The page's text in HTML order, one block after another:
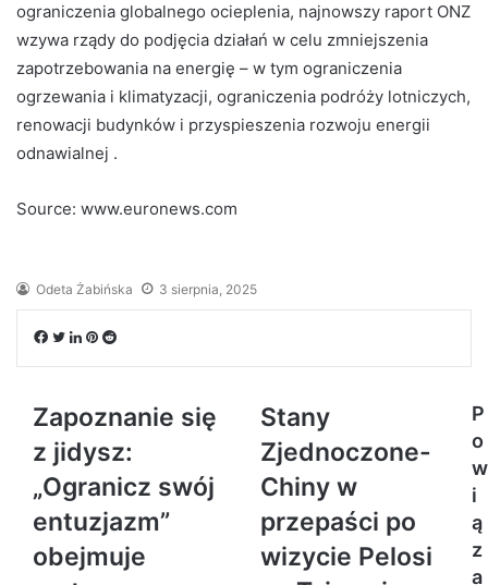
ograniczenia globalnego ocieplenia, najnowszy raport ONZ
wzywa rządy do podjęcia działań w celu zmniejszenia
zapotrzebowania na energię – w tym ograniczenia
ogrzewania i klimatyzacji, ograniczenia podróży lotniczych,
renowacji budynków i przyspieszenia rozwoju energii
odnawialnej .
Source: www.euronews.com
Odeta Żabińska 3 sierpnia, 2025
Facebook
Twitter
LinkedIn
Pinterest
Reddit
Zapoznanie się
z jidysz:
„Ogranicz swój
entuzjazm”
obejmuje
Stany
Zjednoczone-
Chiny w
przepaści po
wizycie Pelosi
P
o
w
i
ą
z
a